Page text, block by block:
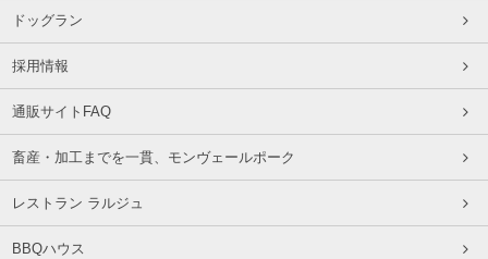
ドッグラン
採用情報
通販サイトFAQ
畜産・加工までを一貫、モンヴェールポーク
レストラン ラルジュ
BBQハウス